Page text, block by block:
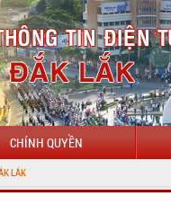
CHÍNH QUYỀN